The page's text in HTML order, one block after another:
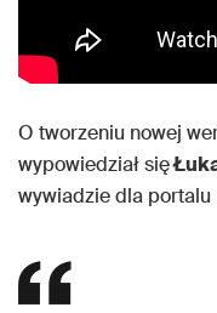
O tworzeniu nowej
wypowiedział się
wywiadzie dla portalu